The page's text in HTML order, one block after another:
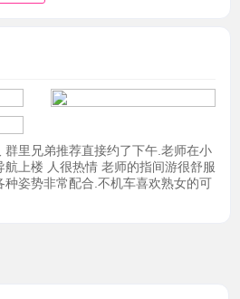
里兄弟推荐直接约了下午.老师在小
航上楼 人很热情 老师的指间游很舒服
种姿势非常配合.不机车喜欢熟女的可